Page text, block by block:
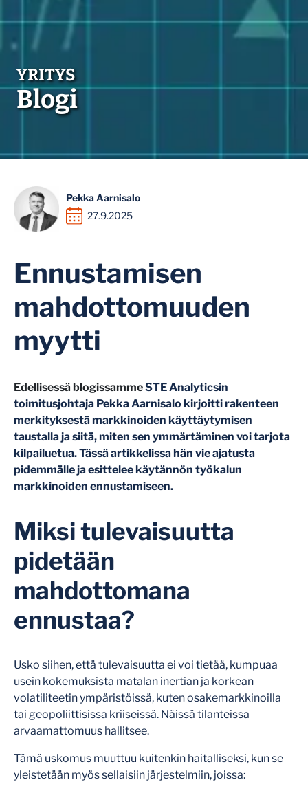
Blogi
Pekka Aarnisalo
27.9.2025
Ennustamisen
mahdottomuuden
myytti
Edellisessä blogissammeSTE Analyticsin
toimitusjohtaja Pekka Aarnisalo kirjoitti rakenteen
merkityksestä markkinoiden käyttäytymisen
taustalla ja siitä, miten sen ymmärtäminen voi tarjota
kilpailuetua. Tässä artikkelissa hän vie ajatusta
pidemmälle ja esittelee käytännön työkalun
markkinoiden ennustamiseen.
Miksi tulevaisuutta
pidetään
mahdottomana
ennustaa?
Usko siihen, että tulevaisuutta ei voi tietää, kumpuaa
usein kokemuksista matalan inertian ja korkean
volatiliteetinympäristöissä, kuten osakemarkkinoilla
tai geopoliittisissa kriiseissä. Näissä tilanteissa
arvaamattomuus hallitsee.
Tämä uskomus muuttuu kuitenkin haitalliseksi, kun se
yleistetään myös sellaisiin järjestelmiin, joissa: